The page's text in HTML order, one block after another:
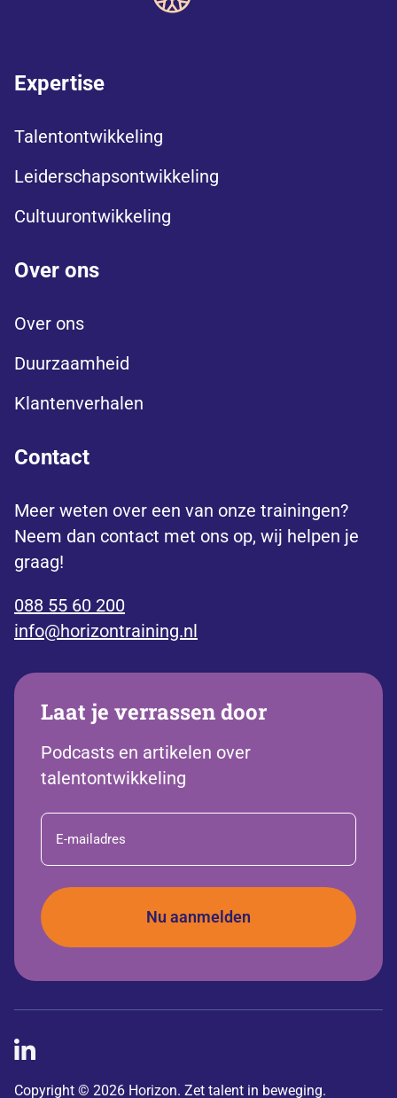
Expertise
Talentontwikkeling
Leiderschapsontwikkeling
Cultuurontwikkeling
Over ons
Over ons
Duurzaamheid
Klantenverhalen
Contact
Meer weten over een van onze trainingen?
Neem dan contact met ons op, wij helpen je
graag!
088 55 60 200
info@horizontraining.nl
Laat je verrassen door
Podcasts en artikelen over
talentontwikkeling
E-
mailadres
Copyright © 2026 Horizon. Zet talent in beweging.